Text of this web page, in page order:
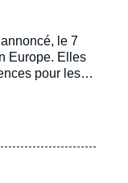
le 7
Europe. Elles
pour les